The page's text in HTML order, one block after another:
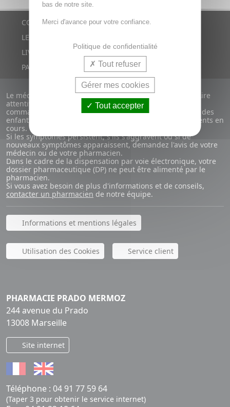
CONTACTS
LE BLOG
LIVRAISON RAPIDE
PAIEMENT SÉCURISÉ
Le médicament n'est pas un produit comme les autres. Lire
attentivement la notice du médicament avant de le
commander. Ne laissez pas les médicaments à la portée des
enfants. Attention aux incompatibilités avec vos traitements en
cours.
Si les symptômes persistent, s'ils s'aggravent ou si de
nouveaux symptômes apparaissent, demandez l'avis de votre
médecin ou de votre pharmacien.
Dans le cadre de la dispensation par voie électronique, votre
dossier pharmaceutique (DP) ne peut être alimenté par le
pharmacien.
Si vous avez besoin de plus d'informations et de conseils,
contacter un pharmacien de notre équipe.
Informations et mentions légales
Utilisation des Cookies Service client
PHARMACIE PRADO MERMOZ
244 avenue du Prado
13008 Marseille
Site internet
Téléphone : 04 91 77 59 64
(Taper 3 pour obtenir le service internet)
bas de notre site.
Merci d'avance pour votre confiance.
Politique de confidentialité
Tout refuser
Gérer mes cookies
Tout accepter